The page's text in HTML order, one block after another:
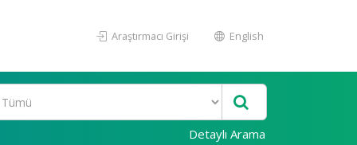
Araştırmacı Girişi English
Detaylı Arama